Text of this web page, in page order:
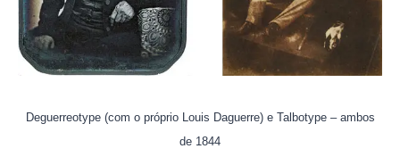
Deguerreotype (com o próprio Louis Daguerre) e Talbotype – ambos
de 1844